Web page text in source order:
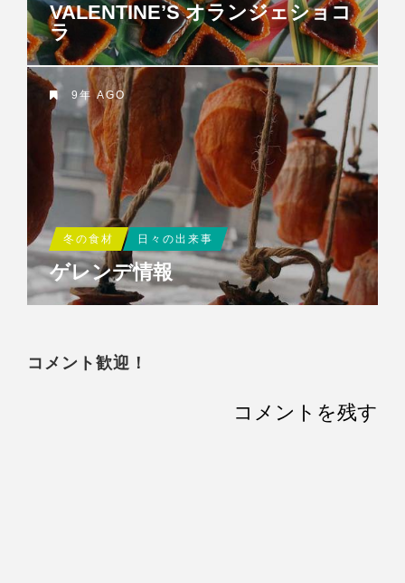
VALENTINE’S オランジェショコ
ラ
9年 AGO
冬の食材 日々の出来事
ゲレンデ情報
コメント歓迎！
コメントを残す